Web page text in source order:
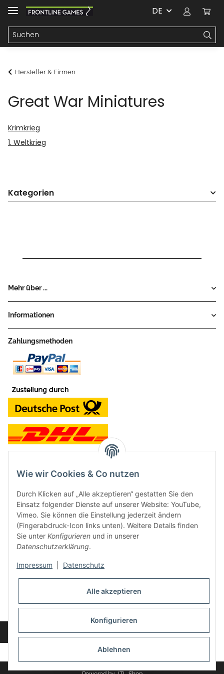
DE
Hersteller & Firmen
Great War Miniatures
Krimkrieg
1. Weltkrieg
Kategorien
Mehr über ...
Informationen
Zahlungsmethoden
Neben dem Onlineshop haben wir ein Ladengeschäft in Hütten:
Frontline Games
Färbereiweg 3A
24358 Hütten
Oder mit Terminvereinbarung
info@frontlinegames.de
Widerrufsbutton
* Alle Preise inkl. gesetzlicher USt., zzgl.Versand
Wie wir Cookies & Co nutzen
Durch Klicken auf „Alle akzeptieren“ gestatten Sie den
Einsatz folgender Dienste auf unserer Website: YouTube,
Vimeo. Sie können die Einstellung jederzeit ändern
(Fingerabdruck-Icon links unten). Weitere Details finden
Sie unter Konfigurieren und in unserer
Datenschutzerklärung.
Impressum Datenschutz
Alle akzeptieren
Konfigurieren
Ablehnen